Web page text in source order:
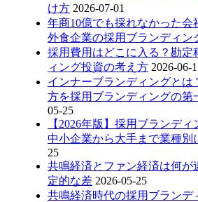
け方 2026-07-01
年商10億でも採れなかった会
外食企業の採用ブランディン
採用費用はどこに入る？勘定
ィング投資の考え方 2026-06-
インナーブランディングとは
方を採用ブランディングの第
05-25
【2026年版】採用ブランディ
中小企業から大手まで業種別
25
共鳴経済とファン経済は何が
定的な差 2026-05-25
共鳴経済時代の採用ブランデ